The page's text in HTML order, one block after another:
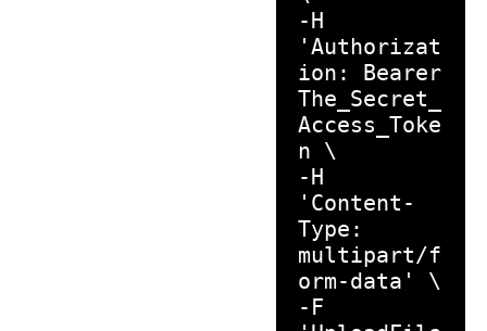
-H
'Authorizat
ion: Bearer
The_Secret_
Access_Toke
n \
-H
'Content-
Type:
multipart/f
orm-data' \
-F